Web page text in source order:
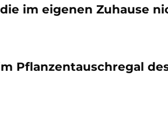
im eigenen Zuhause
Pflanzentauschregal